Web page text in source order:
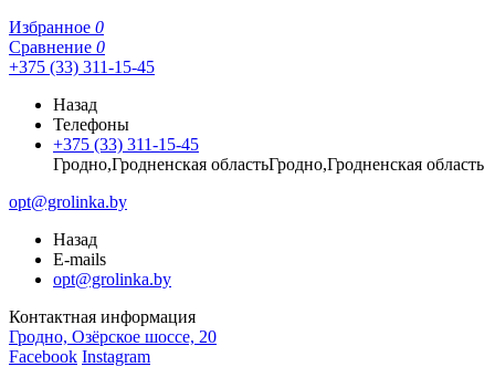
Избранное 0
Сравнение 0
+375 (33) 311-15-45
Назад
Телефоны
+375 (33) 311-15-45
Гродно,Гродненская областьГродно,Гродненская область
opt@grolinka.by
Назад
E-mails
opt@grolinka.by
Контактная информация
Гродно, Озёрское шоссе, 20
Facebook Instagram